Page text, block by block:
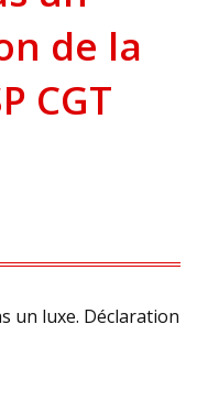
de la
CGT
un luxe. Déclaration